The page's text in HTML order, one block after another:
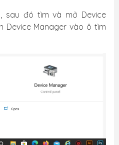
sau đó tìm và mở Device
Device Manager vào ô tìm